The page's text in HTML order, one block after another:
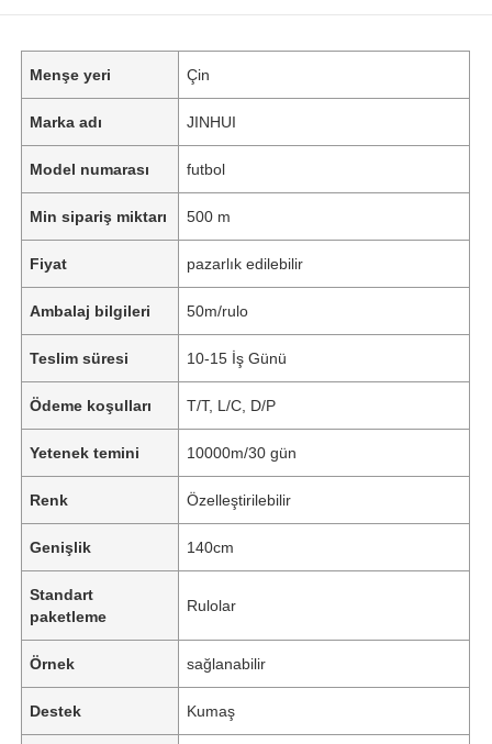
Menşe yeri Çin
Marka adı JINHUI
Model numarası futbol
Min sipariş miktarı 500 m
Fiyat pazarlık edilebilir
Ambalaj bilgileri 50m/rulo
Teslim süresi 10-15 İş Günü
Ödeme koşulları T/T, L/C, D/P
Yetenek temini 10000m/30 gün
Renk Özelleştirilebilir
Genişlik 140cm
Standart
paketleme
Rulolar
Örnek sağlanabilir
Destek Kumaş